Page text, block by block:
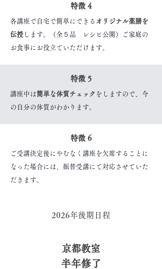
特徴 4
各講座で自宅で簡単にできる オリジナル薬膳を
伝授 します。（全５品 レシピ公開）ご家庭の
お食事にお役立ていただけます。
特徴 5
講座中は簡単な体質チェック をしますので、今
の自分の体質がわかります。
特徴 6
ご受講決定後にやむなく講座を欠席することに
なった場合には、振替受講にて対応させていた
だきます。
2026年後期日程
京都教室
半年修了